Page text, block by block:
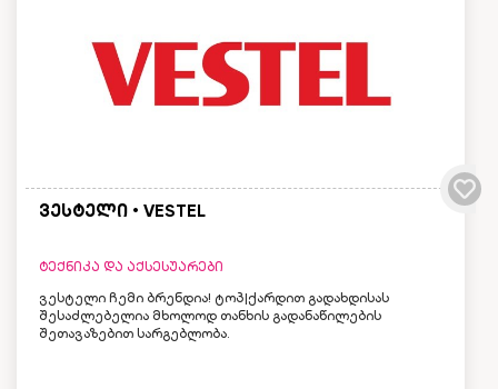
ვესტელი • VESTEL
ტექნიკა და აქსესუარები
ვესტელი ჩემი ბრენდია! ტოპ|ქარდით გადახდისას
შესაძლებელია მხოლოდ თანხის გადანაწილების
შეთავაზებით სარგებლობა.